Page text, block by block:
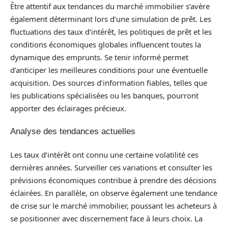
Être attentif aux tendances du marché immobilier s’avère
également déterminant lors d’une simulation de prêt. Les
fluctuations des taux d’intérêt, les politiques de prêt et les
conditions économiques globales influencent toutes la
dynamique des emprunts. Se tenir informé permet
d’anticiper les meilleures conditions pour une éventuelle
acquisition. Des sources d’information fiables, telles que
les publications spécialisées ou les banques, pourront
apporter des éclairages précieux.
Analyse des tendances actuelles
Les taux d’intérêt ont connu une certaine volatilité ces
dernières années. Surveiller ces variations et consulter les
prévisions économiques contribue à prendre des décisions
éclairées. En parallèle, on observe également une tendance
de crise sur le marché immobilier, poussant les acheteurs à
se positionner avec discernement face à leurs choix. La